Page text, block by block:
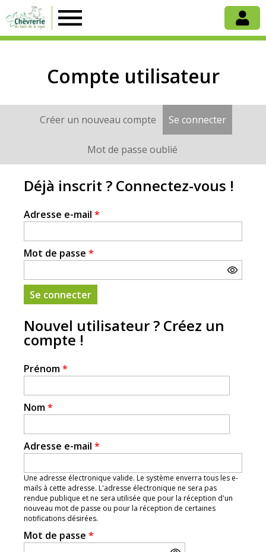
Chèvrerie
de
la
Vigne
Compte utilisateur
OngletsCréer un nouveau compte Se connecter(onglet
Mot de passe oublié
Déjà inscrit ? Connectez-vous !
Adresse e-mail *
Mot de passe *
Nouvel utilisateur ? Créez un
compte !
Prénom*
Nom*
Adresse e-mail *
Une adresse électronique valide. Le système enverra tous les e-
mails à cette adresse. L'adresse électronique ne sera pas
rendue publique et ne sera utilisée que pour la réception d'un
nouveau mot de passe ou pour la réception de certaines
notifications désirées.
Mot de passe *